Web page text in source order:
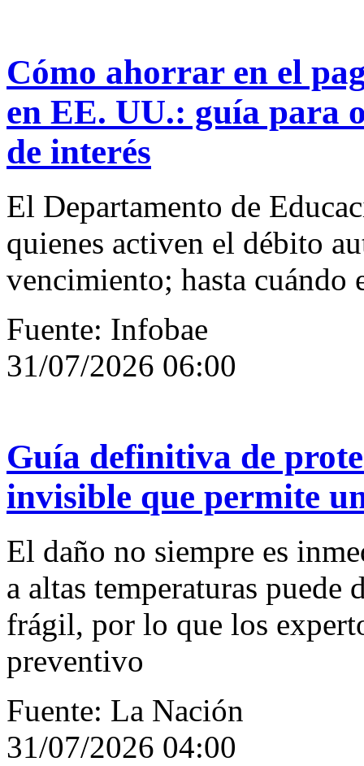
Cómo ahorrar en el
en EE. UU.: guía para
de interés
El Departamento de
quienes activen el débito
vencimiento; hasta cuándo
Fuente: Infobae
31/07/2026 06:00
Guía definitiva de
invisible que permite
El daño no siempre es
a altas temperaturas
frágil, por lo que los
preventivo
Fuente: La Nación
31/07/2026 04:00